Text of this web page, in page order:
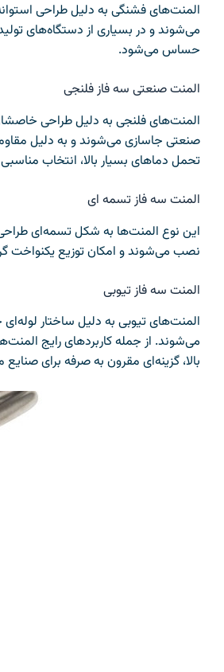
المنت‌های فشنگی به دلیل طراحی
می‌شوند و در بسیاری از دستگاه‌های
حساس می‌شود.
المنت صنعتی سه فاز فلنجی
المنت‌های فلنجی به دلیل طراحی
صنعتی جاسازی می‌شوند و به دلیل
تحمل دماهای بسیار بالا، انتخاب
المنت سه فاز تسمه ای
این نوع المنت‌ها به شکل تسمه‌ای
نصب می‌شوند و امکان توزیع یکنواخت
المنت سه فاز تیوبی
المنت‌های تیوبی به دلیل ساختار
می‌شوند. از جمله کاربردهای رایج
بالا، گزینه‌ای مقرون به صرفه برای